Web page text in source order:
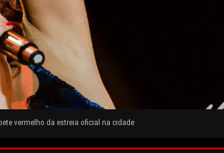
vermelho da estreia oficial na cidade